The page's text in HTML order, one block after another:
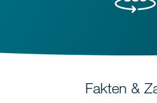
Fakten &